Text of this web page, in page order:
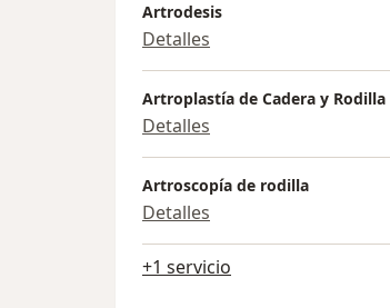
Artrodesis
Detalles
Artroplastía de Cadera y Rodilla
Detalles
Artroscopía de rodilla
Detalles
+1 servicio